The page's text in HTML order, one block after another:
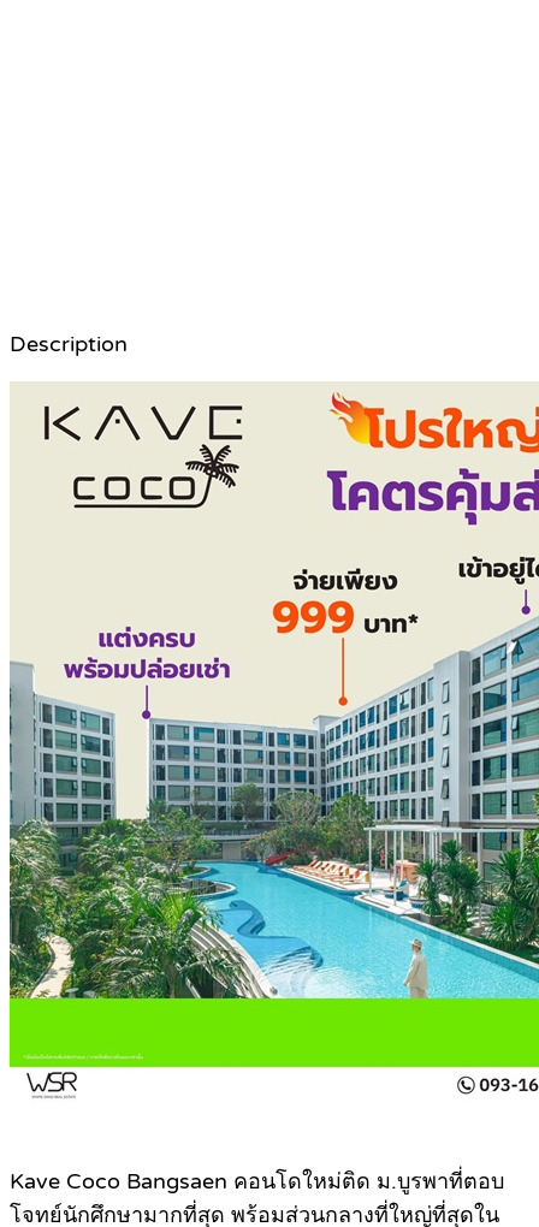
Description
Kave Coco Bangsaen คอนโดใหม่ติด ม.บูรพาที่ตอบ
โจทย์นักศึกษามากที่สุด พร้อมส่วนกลางที่ใหญ่ที่สุดใน